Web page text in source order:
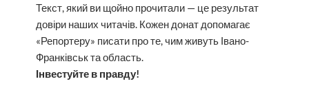
Текст, який ви щойно прочитали — це результат
довіри наших читачів. Кожен донат допомагає
«Репортеру» писати про те, чим живуть Івано-
Франківськ та область.
Інвестуйте в правду!